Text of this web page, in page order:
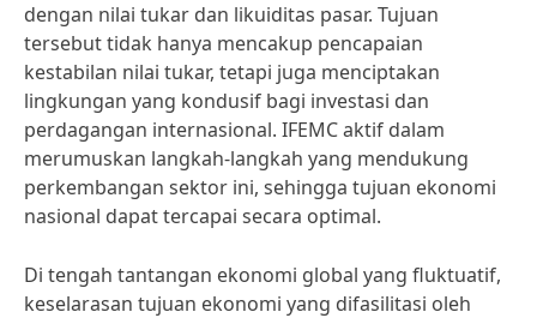
dengan nilai tukar dan likuiditas pasar. Tujuan
tersebut tidak hanya mencakup pencapaian
kestabilan nilai tukar, tetapi juga menciptakan
lingkungan yang kondusif bagi investasi dan
perdagangan internasional. IFEMC aktif dalam
merumuskan langkah-langkah yang mendukung
perkembangan sektor ini, sehingga tujuan ekonomi
nasional dapat tercapai secara optimal.
Di tengah tantangan ekonomi global yang fluktuatif,
keselarasan tujuan ekonomi yang difasilitasi oleh